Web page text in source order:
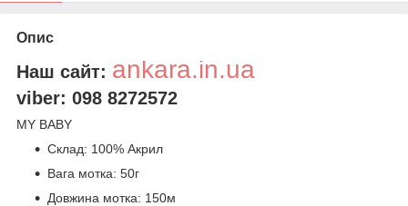
Опис
Наш сайт: ankara.in.ua
viber: 098 8272572
MY BABY
Склад: 100% Акрил
Вага мотка: 50г
Довжина мотка: 150м